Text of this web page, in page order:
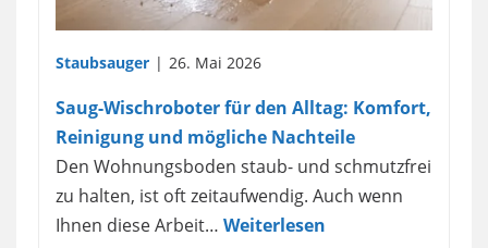
Staubsauger 26. Mai 2026
Saug-Wischroboter für den Alltag: Komfort,
Reinigung und mögliche Nachteile
Den Wohnungsboden staub- und schmutzfrei
zu halten, ist oft zeitaufwendig. Auch wenn
Ihnen diese Arbeit… Weiterlesen